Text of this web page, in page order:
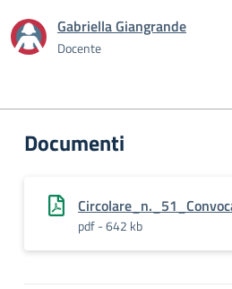
Gabriella Giangrande
Docente
Documenti
pdf - 642 kb